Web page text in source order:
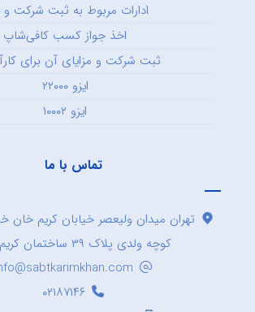
ادارات مربوط به ثبت شرکت و
اخذ جواز کسب کافی‌شاپ
ثبت شرکت و مزایای آن برای
ایزو ۲۲۰۰۰
ایزو ۱۰۰۰۲
تماس با ما
تهران میدان ولیعصر خیابان کریم خان
کوچه ولدی پلاک ۳۹ ساختمان کریم خان
۰۲۱۸۷۱۴۶